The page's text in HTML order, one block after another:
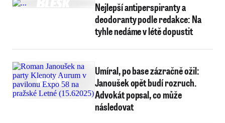
Nejlepší antiperspiranty a
deodoranty podle redakce: Na
tyhle nedáme v létě dopustit
Umíral, po base zázračně ožil:
Janoušek opět budí rozruch.
Advokát popsal, co může
následovat